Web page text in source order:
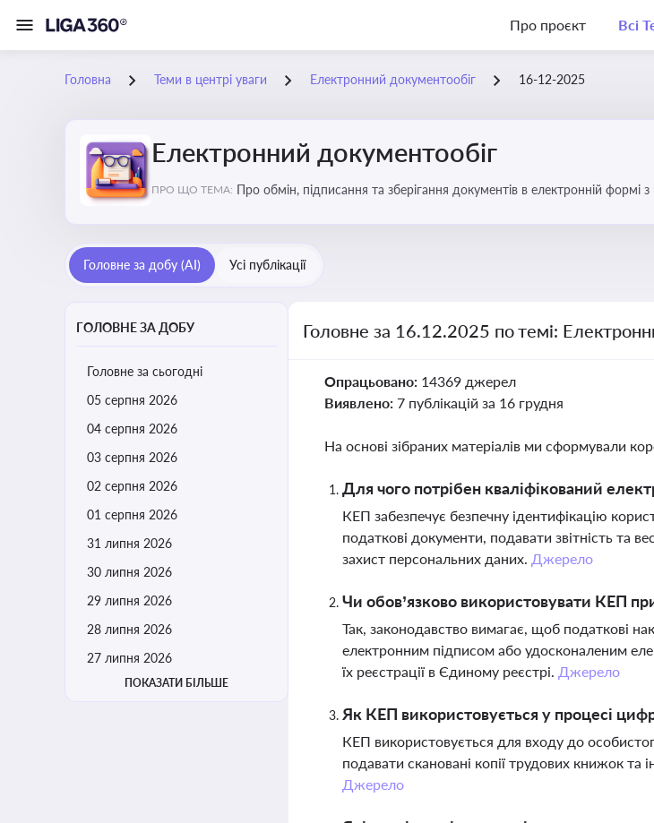
Про проєкт Всі
Головна Теми в центрі уваги Електронний документообіг 16-12-2025
Електронний документообіг
ПРО ЩО ТЕМА: Про обмін, підписання та зберігання документів в електронній
Головне за добу (AI) Усі публікації
ГОЛОВНЕ ЗА ДОБУ
Головне за сьогодні
05 серпня 2026
04 серпня 2026
03 серпня 2026
02 серпня 2026
01 серпня 2026
31 липня 2026
30 липня 2026
29 липня 2026
28 липня 2026
27 липня 2026
ПОКАЗАТИ БІЛЬШЕ
Головне за 16.12.2025 по темі:
Опрацьовано: 14369 джерел
Виявлено: 7 публікацій за 16 грудня
На основі зібраних матеріалів ми сформували
Для чого потрібен кваліфікований
КЕП забезпечує безпечну ідентифікацію
податкові документи, подавати звітність та
захист персональних даних. Джерело
Чи обов’язково використовувати КЕП
Так, законодавство вимагає, щоб податкові
електронним підписом або удосконаленим
їх реєстрації в Єдиному реєстрі. Джерело
Як КЕП використовується у процесі
КЕП використовується для входу до
подавати скановані копії трудових книжок та
Джерело